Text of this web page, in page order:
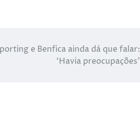
e Benfica ainda dá que falar:
‘Havia preocupações’